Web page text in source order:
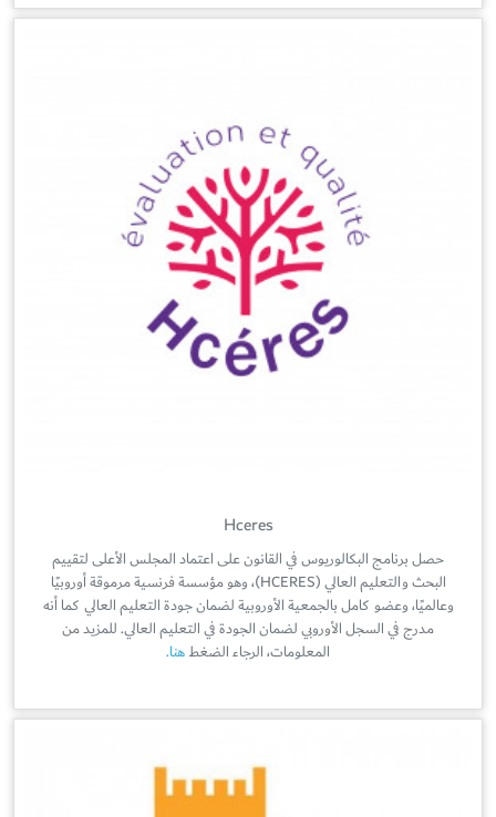
Hceres
حصل برنامج البكالوريوس في القانون على اعتماد المجلس الأعلى لتقييم
البحث والتعليم العالي (HCERES)، وهو مؤسسة فرنسية مرموقة أوروبيًا
وعالميًا، وعضو كامل بالجمعية الأوروبية لضمان جودة التعليم العالي كما أنه
مدرج في السجل الأوروبي لضمان الجودة في التعليم العالي. للمزيد من
المعلومات، الرجاء الضغطهنا.